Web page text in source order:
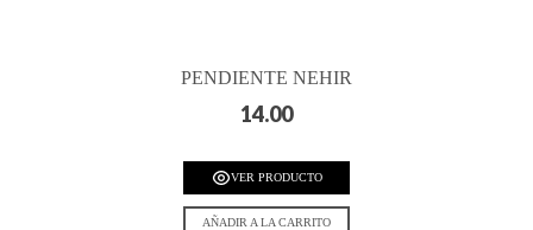
PENDIENTE NEHIR
14.00
VER PRODUCTO
AÑADIR A LA CARRITO